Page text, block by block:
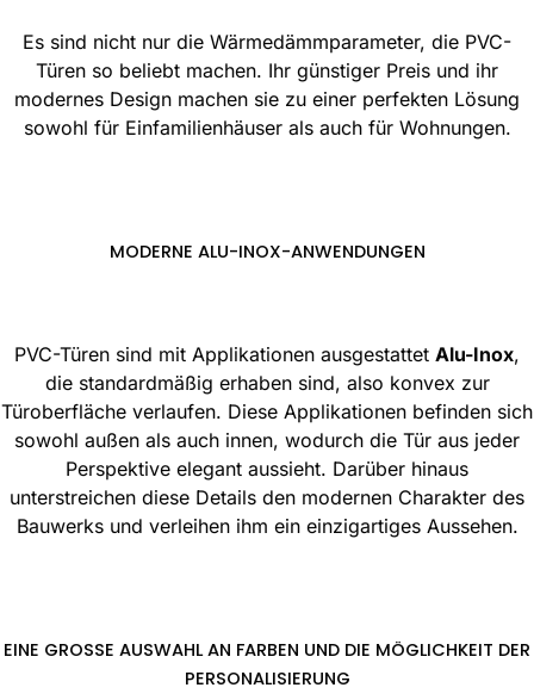
Es sind nicht nur die Wärmedämmparameter, die PVC-
Türen so beliebt machen. Ihr günstiger Preis und ihr
modernes Design machen sie zu einer perfekten Lösung
sowohl für Einfamilienhäuser als auch für Wohnungen.
MODERNE ALU-INOX-ANWENDUNGEN
PVC-Türen sind mit Applikationen ausgestattet Alu-Inox,
die standardmäßig erhaben sind, also konvex zur
Türoberfläche verlaufen. Diese Applikationen befinden sich
sowohl außen als auch innen, wodurch die Tür aus jeder
Perspektive elegant aussieht. Darüber hinaus
unterstreichen diese Details den modernen Charakter des
Bauwerks und verleihen ihm ein einzigartiges Aussehen.
EINE GROSSE AUSWAHL AN FARBEN UND DIE MÖGLICHKEIT DER P
ERSONALISIERUNG